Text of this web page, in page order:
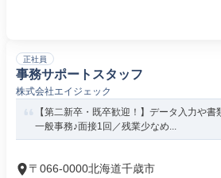
正社員
事務サポートスタッフ
株式会社エイジェック
【第二新卒・既卒歓迎！】データ入力や
一般事務♪面接1回／残業少なめ...
〒066-0000北海道千歳市